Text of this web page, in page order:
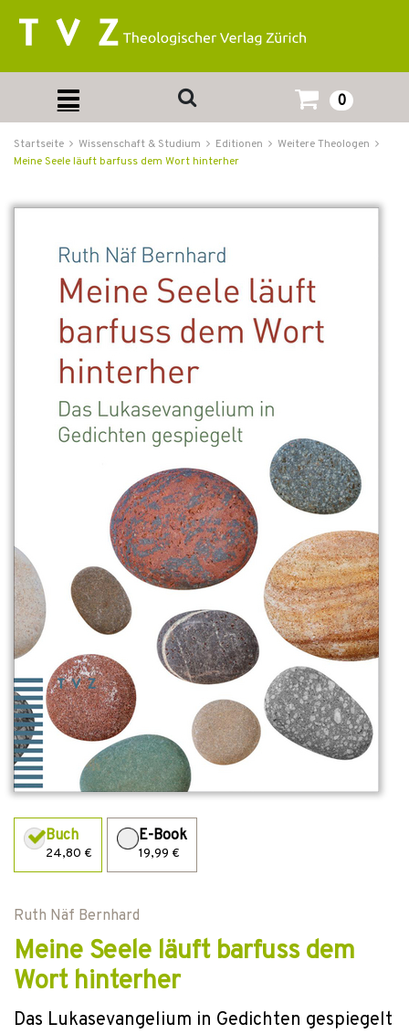
0
Startseite Wissenschaft & Studium Editionen
Weitere Theologen
Meine Seele läuft barfuss dem Wort hinterher
Buch
24,80 €
E-Book
19,99 €
Ruth Näf Bernhard
Meine Seele läuft barfuss dem
Wort hinterher
Das Lukasevangelium in Gedichten gespiegelt